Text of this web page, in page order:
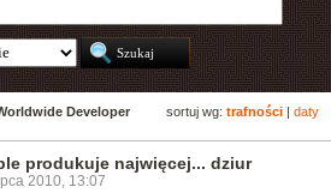
sortuj wg: trafności daty
Developer
produkuje najwięcej... dziur
2010, 13:07